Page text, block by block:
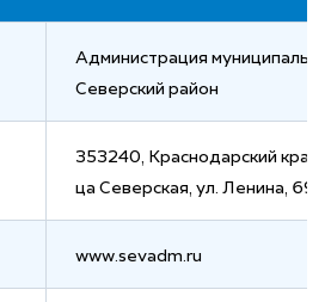
Администрация
Северский район
353240, Краснодарский край,
ца Северская, ул. Ленина, 69
www.sevadm.ru